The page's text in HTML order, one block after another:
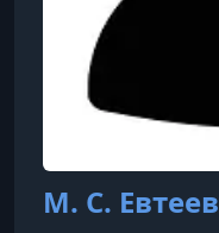
М. С. Евтеев